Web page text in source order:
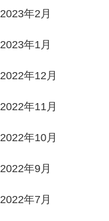
2023年2月
2023年1月
2022年12月
2022年11月
2022年10月
2022年9月
2022年7月